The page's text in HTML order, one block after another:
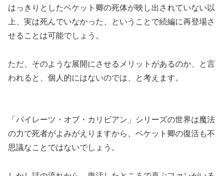
はっきりとしたベケット卿の死体が映し出されていない以
上、実は死んでいなかった、ということで続編に再登場さ
せることは可能でしょう。
ただ、そのような展開にさせるメリットがあるのか、と言
われると、個人的にはないのでは、と考えます。
「パイレーツ・オブ・カリビアン」シリーズの世界は魔法
の力で死者がよみがえりますから、ベケット卿の復活も不
思議なことではないでしょう。